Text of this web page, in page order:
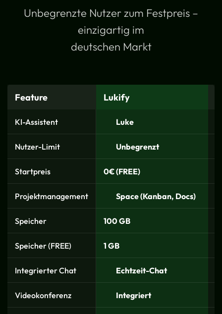
Unbegrenzte Nutzer zum Festpreis –
einzigartig im
deutschen Markt
Feature
KI-Assistent
Nutzer-Limit
Startpreis
Projektmanagement
Speicher
Speicher (FREE)
Integrierter Chat
Videokonferenz
Lukify
Luke
Unbegrenzt
0€ (FREE)
Space (Kanban, Docs)
100 GB
1 GB
Echtzeit-Chat
Integriert